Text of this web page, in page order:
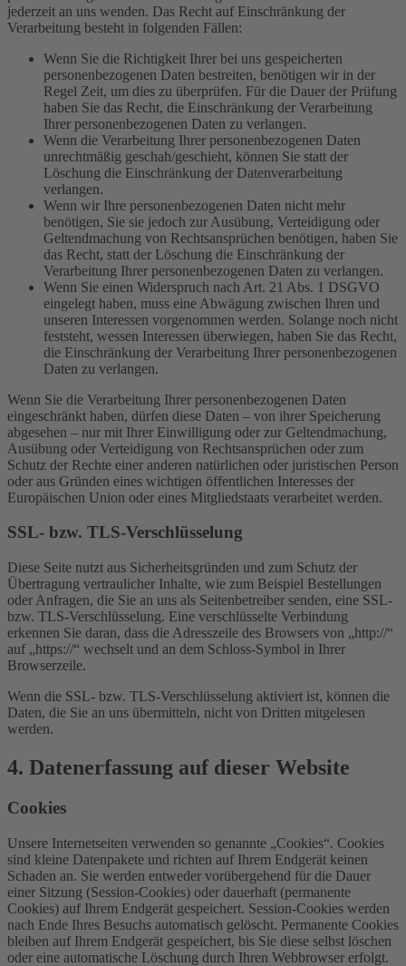
jederzeit an uns wenden. Das Recht auf Einschränkung der
Verarbeitung besteht in folgenden Fällen:
Wenn Sie die Richtigkeit Ihrer bei uns gespeicherten
personenbezogenen Daten bestreiten, benötigen wir in der
Regel Zeit, um dies zu überprüfen. Für die Dauer der Prüfung
haben Sie das Recht, die Einschränkung der Verarbeitung
Ihrer personenbezogenen Daten zu verlangen.
Wenn die Verarbeitung Ihrer personenbezogenen Daten
unrechtmäßig geschah/geschieht, können Sie statt der
Löschung die Einschränkung der Datenverarbeitung
verlangen.
Wenn wir Ihre personenbezogenen Daten nicht mehr
benötigen, Sie sie jedoch zur Ausübung, Verteidigung oder
Geltendmachung von Rechtsansprüchen benötigen, haben Sie
das Recht, statt der Löschung die Einschränkung der
Verarbeitung Ihrer personenbezogenen Daten zu verlangen.
Wenn Sie einen Widerspruch nach Art. 21 Abs. 1 DSGVO
eingelegt haben, muss eine Abwägung zwischen Ihren und
unseren Interessen vorgenommen werden. Solange noch nicht
feststeht, wessen Interessen überwiegen, haben Sie das Recht,
die Einschränkung der Verarbeitung Ihrer personenbezogenen
Daten zu verlangen.
Wenn Sie die Verarbeitung Ihrer personenbezogenen Daten
eingeschränkt haben, dürfen diese Daten – von ihrer Speicherung
abgesehen – nur mit Ihrer Einwilligung oder zur Geltendmachung,
Ausübung oder Verteidigung von Rechtsansprüchen oder zum
Schutz der Rechte einer anderen natürlichen oder juristischen Person
oder aus Gründen eines wichtigen öffentlichen Interesses der
Europäischen Union oder eines Mitgliedstaats verarbeitet werden.
SSL- bzw. TLS-Verschlüsselung
Diese Seite nutzt aus Sicherheitsgründen und zum Schutz der
Übertragung vertraulicher Inhalte, wie zum Beispiel Bestellungen
oder Anfragen, die Sie an uns als Seitenbetreiber senden, eine SSL-
bzw. TLS-Verschlüsselung. Eine verschlüsselte Verbindung
erkennen Sie daran, dass die Adresszeile des Browsers von „http://“
auf „https://“ wechselt und an dem Schloss-Symbol in Ihrer
Browserzeile.
Wenn die SSL- bzw. TLS-Verschlüsselung aktiviert ist, können die
Daten, die Sie an uns übermitteln, nicht von Dritten mitgelesen
werden.
4. Datenerfassung auf dieser Website
Cookies
Unsere Internetseiten verwenden so genannte „Cookies“. Cookies
sind kleine Datenpakete und richten auf Ihrem Endgerät keinen
Schaden an. Sie werden entweder vorübergehend für die Dauer
einer Sitzung (Session-Cookies) oder dauerhaft (permanente
Cookies) auf Ihrem Endgerät gespeichert. Session-Cookies werden
nach Ende Ihres Besuchs automatisch gelöscht. Permanente Cookies
bleiben auf Ihrem Endgerät gespeichert, bis Sie diese selbst löschen
oder eine automatische Löschung durch Ihren Webbrowser erfolgt.